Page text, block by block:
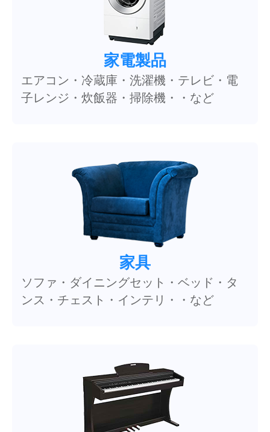
家電製品
エアコン・冷蔵庫・洗濯機・テレビ・電
子レンジ・炊飯器・掃除機・・など
家具
ソファ・ダイニングセット・ベッド・タ
ンス・チェスト・インテリ・・など